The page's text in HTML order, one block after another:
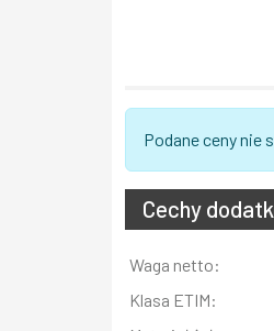
Podane ceny nie
Cechy
Informacja
Wartość
Waga netto:
Klasa ETIM: